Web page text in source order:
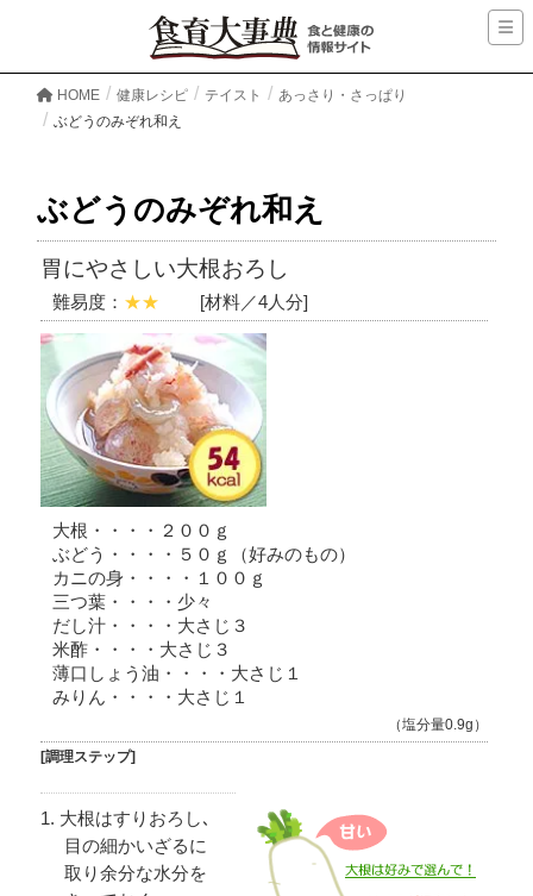
HOME 健康レシピ テイスト
あっさり・さっぱり
ぶどうのみぞれ和え
ぶどうのみぞれ和え
胃にやさしい大根おろし
難易度： ★★ [材料／4人分]
大根・・・・２００ｇ
ぶどう・・・・５０ｇ（好みのもの）
カニの身・・・・１００ｇ
三つ葉・・・・少々
だし汁・・・・大さじ３
米酢・・・・大さじ３
薄口しょう油・・・・大さじ１
みりん・・・・大さじ１
（塩分量0.9g）
[調理ステップ]
大根はすりおろし､
目の細かいざるに
取り余分な水分を